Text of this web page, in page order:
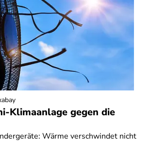
Klimaanlage gegen die
Wärme verschwindet nicht